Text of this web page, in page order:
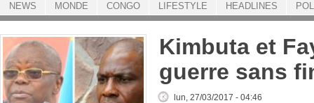
ACCUEIL
Kimbuta et
guerre sans
lun, 27/03/2017 - 04:46
NEWS MONDE CONGO LIFESTYLE HEADLINES